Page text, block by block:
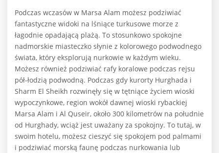
Podczas wczasów w Marsa Alam możesz podziwiać
fantastyczne widoki na lśniące turkusowe morze z
łagodnie opadającą plażą. To stosunkowo spokojne
nadmorskie miasteczko słynie z kolorowego podwodnego
świata, który eksplorują nurkowie w każdym wieku.
Możesz również podziwiać rafy koralowe podczas rejsu
pół-łodzią podwodną. Podczas gdy kurorty Hurghada i
Sharm El Sheikh rozwinęły się w tętniące życiem wioski
wypoczynkowe, region wokół dawnej wioski rybackiej
Marsa Alam i Al Quseir, około 300 kilometrów na południe
od Hurghady, wciąż jest uważany za spokojny. To tutaj, w
swoim hotelu, możesz cieszyć się spokojem pod palmami
i podziwiać morską faunę podczas nurkowania lub